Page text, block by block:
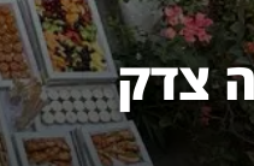
צדק